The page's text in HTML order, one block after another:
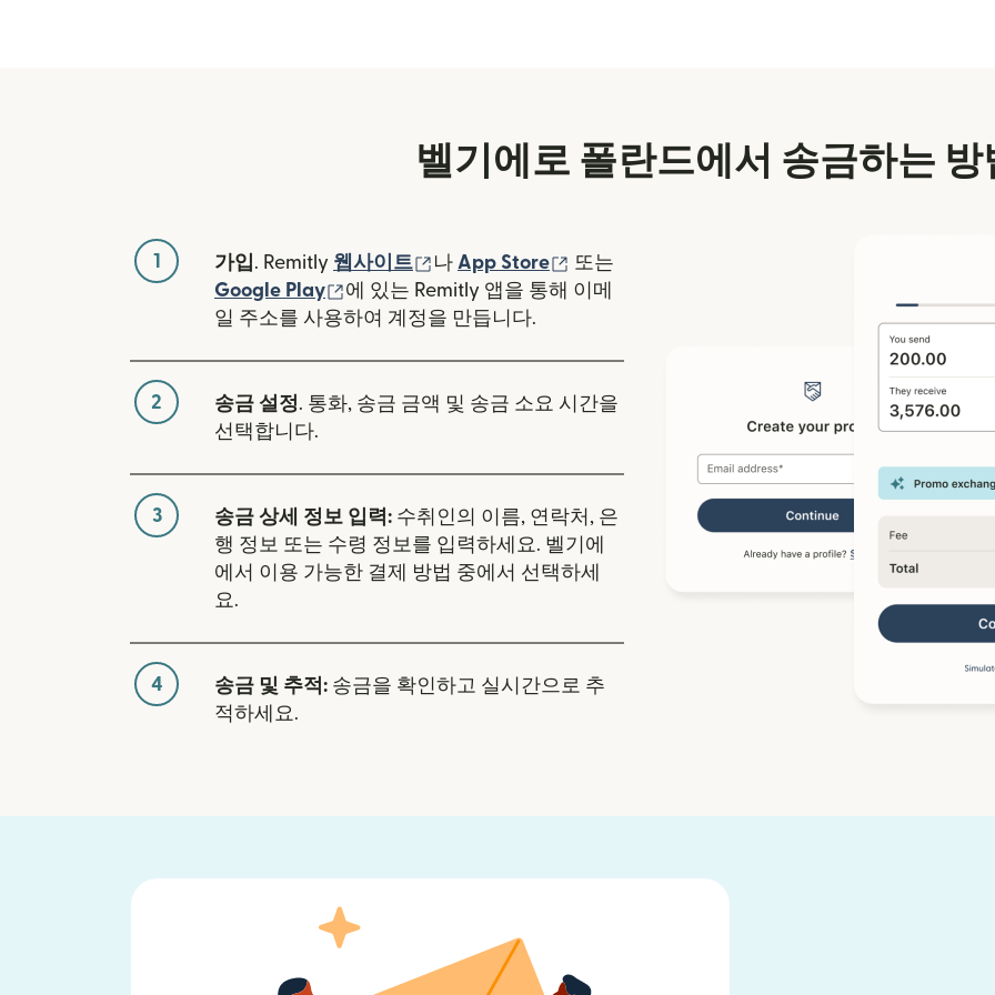
벨기에로 폴란드에서 송금하는 방
1 가입. Remitly 웹사이트 (새 창에서 열림)
나 App Store (새 창에서 열림)
또는
Google Play
(새 창에서 열림)
에 있는 Remitly 앱을 통해 이메
일 주소를 사용하여 계정을 만듭니다.
2 송금 설정. 통화, 송금 금액 및 송금 소요 시간을
선택합니다.
3 송금 상세 정보 입력: 수취인의 이름, 연락처, 은
행 정보 또는 수령 정보를 입력하세요. 벨기에
에서 이용 가능한 결제 방법 중에서 선택하세
요.
4 송금 및 추적: 송금을 확인하고 실시간으로 추
적하세요.